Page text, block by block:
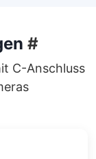
#
C-Anschluss